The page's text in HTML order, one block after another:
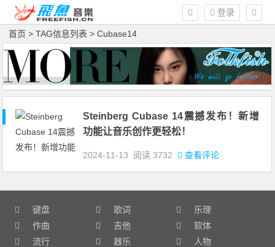
登录
首页 > TAG信息列表 > Cubase14
Steinberg Cubase 14震撼发布！新增
功能让音乐创作更轻松！
2024-11-13 阅读3732 查看评论
键盘 歌词
乐理
作曲
吉他
软体
流行
器乐 人物